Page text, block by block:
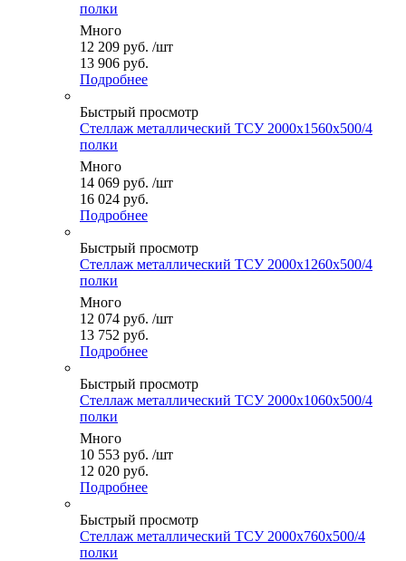
полки
Много
12 209 руб. /шт
13 906 руб.
Подробнее
Быстрый просмотр
Стеллаж металлический ТСУ 2000x1560x500/4
полки
Много
14 069 руб. /шт
16 024 руб.
Подробнее
Быстрый просмотр
Стеллаж металлический ТСУ 2000x1260x500/4
полки
Много
12 074 руб. /шт
13 752 руб.
Подробнее
Быстрый просмотр
Стеллаж металлический ТСУ 2000x1060x500/4
полки
Много
10 553 руб. /шт
12 020 руб.
Подробнее
Быстрый просмотр
Стеллаж металлический ТСУ 2000x760x500/4
полки